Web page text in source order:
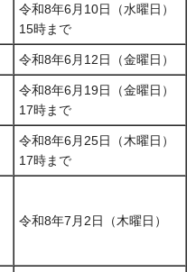
令和8年6月10日（水曜日）
15時まで
令和8年6月12日（金曜日）
令和8年6月19日（金曜日）
17時まで
令和8年6月25日（木曜日）
17時まで
令和8年7月2日（木曜日）